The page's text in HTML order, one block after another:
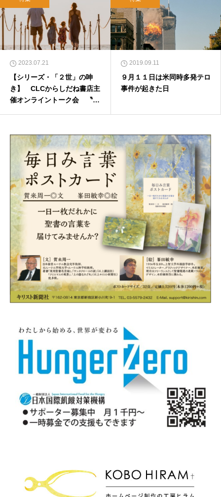
2023.07.21
【シリーズ・「２世」の呻
き】 CLCからしだね書店主
催オンライントーク会 〝虐
2019.09.11
９月１１日は米同時多発テロ
事件が起きた日